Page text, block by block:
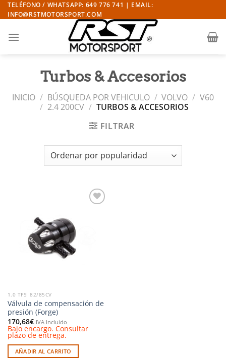
Saltar
al
TELÉFONO / WHATSAPP: 649 776 741 | EMAIL:
INFO@RSTMOTORSPORT.COM
Turbos & Accesorios
INICIO / BÚSQUEDA POR VEHICULO / VOLVO / V60
/ 2.4 200CV / TURBOS & ACCESORIOS
FILTRAR
1.0 TFSI 82/85CV
Válvula de compensación de
presión (Forge)
170,68€ IVA Incluido
Bajo encargo. Consultar
plazo de entrega.
AÑADIR AL CARRITO